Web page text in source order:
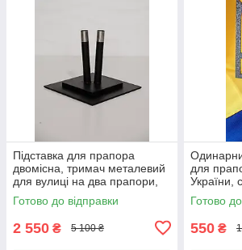
Підставка для прапора
двомісна, тримач металевий
для вулиці на два прапори,
важка металева підставка
для прапора колір чорний
Готово до відправки
2 550 ₴ 5 100 ₴
для
України,
тримач
Тризуба,
Готово
550 ₴